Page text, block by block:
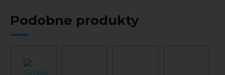
Podobne produkty